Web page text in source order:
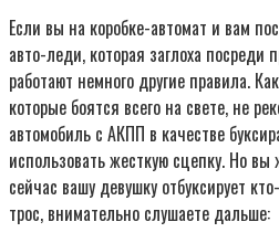
Если вы на коробке-автомат и вам
авто-леди, которая заглоха посреди
работают немного другие правила.
которые боятся всего на свете, не
автомобиль с АКПП в качестве
использовать жесткую сцепку. Но
сейчас вашу девушку отбуксирует
трос, внимательно слушаете дальше: